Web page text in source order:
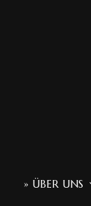
» ÜBER UNS